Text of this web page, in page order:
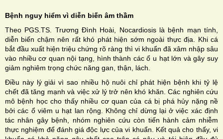
Bệnh nguy hiểm vì diễn biến âm thầm
Theo PGS.TS. Trương Đình Hoài, Nocardiosis là bệnh mạn tính,
diễn biến chậm nên rất khó phát hiện sớm ngoài thực địa. Khi cá
bắt đầu xuất hiện triệu chứng rõ ràng thì vi khuẩn đã xâm nhập sâu
vào nhiều cơ quan nội tạng, hình thành các ổ u hạt lớn và gây suy
giảm nghiêm trọng chức năng gan, thận, lách.
Điều này lý giải vì sao nhiều hộ nuôi chỉ phát hiện bệnh khi tỷ lệ
chết đã tăng mạnh và việc xử lý trở nên khó khăn. Các nghiên cứu
mô bệnh học cho thấy nhiều cơ quan của cá bị phá hủy nặng nề
bởi các ổ viêm u hạt lan rộng. Không chỉ dừng lại ở việc xác định
tác nhân gây bệnh, nhóm nghiên cứu còn tiến hành cảm nhiễm
thực nghiệm để đánh giá độc lực của vi khuẩn. Kết quả cho thấy, vi